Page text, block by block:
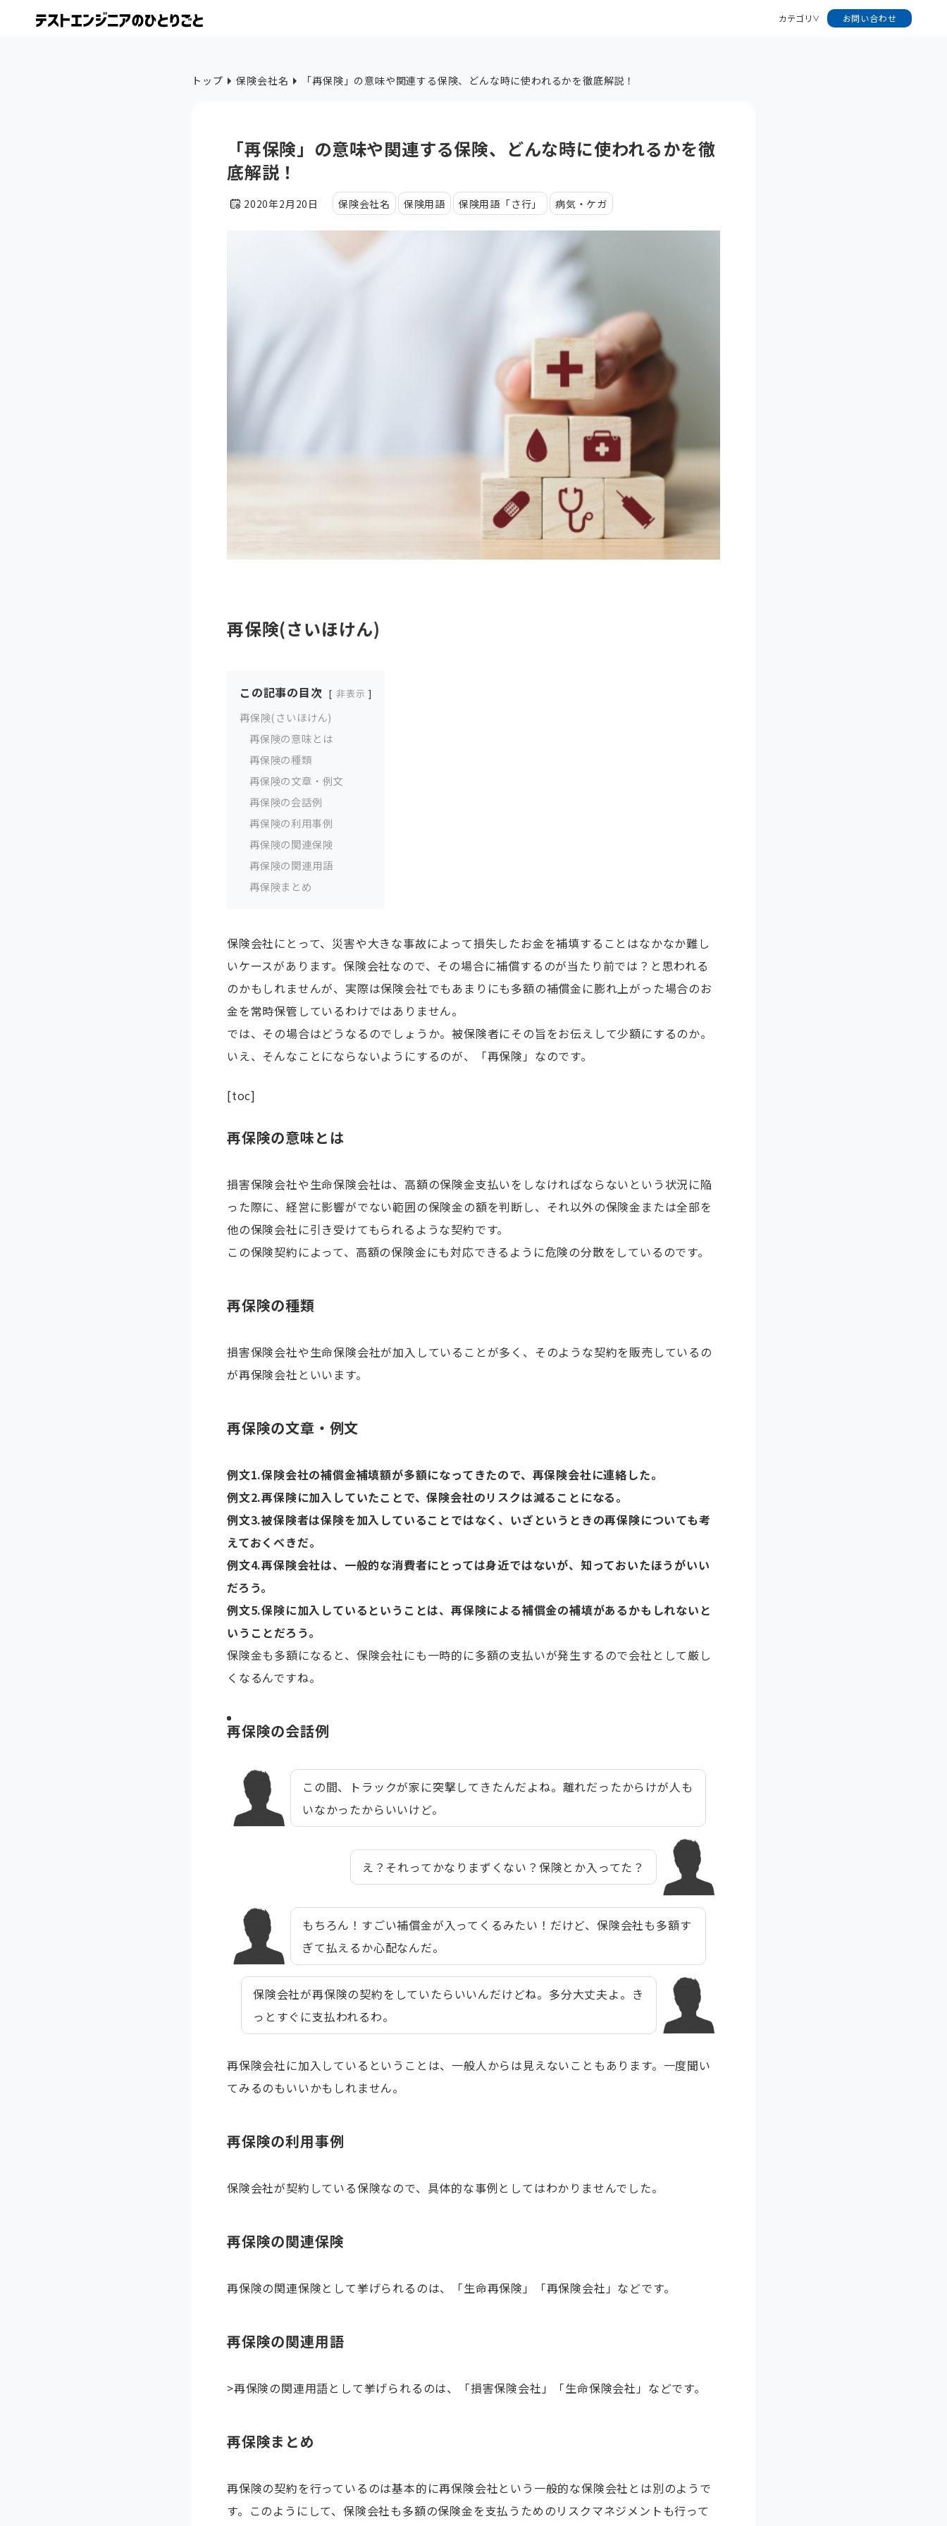
カテゴリ お問い合わせ
トップ 保険会社名 「再保険」の意味や関連する保険、どんな時に使われるかを徹底解説！
「再保険」の意味や関連する保険、どんな時に使われるかを徹
底解説！
2020年2月20日 保険会社名 保険用語 保険用語「さ行」 病気・ケガ
再保険(さいほけん)
この記事の目次 非表示
再保険(さいほけん)
再保険の意味とは
再保険の種類
再保険の文章・例文
再保険の会話例
再保険の利用事例
再保険の関連保険
再保険の関連用語
再保険まとめ
保険会社にとって、災害や大きな事故によって損失したお金を補填することはなかなか難し
いケースがあります。保険会社なので、その場合に補償するのが当たり前では？と思われる
のかもしれませんが、実際は保険会社でもあまりにも多額の補償金に膨れ上がった場合のお
金を常時保管しているわけではありません。
では、その場合はどうなるのでしょうか。被保険者にその旨をお伝えして少額にするのか。
いえ、そんなことにならないようにするのが、「再保険」なのです。
[toc]
再保険の意味とは
損害保険会社や生命保険会社は、高額の保険金支払いをしなければならないという状況に陥
った際に、経営に影響がでない範囲の保険金の額を判断し、それ以外の保険金または全部を
他の保険会社に引き受けてもられるような契約です。
この保険契約によって、高額の保険金にも対応できるように危険の分散をしているのです。
再保険の種類
損害保険会社や生命保険会社が加入していることが多く、そのような契約を販売しているの
が再保険会社といいます。
再保険の文章・例文
例文1.保険会社の補償金補填額が多額になってきたので、再保険会社に連絡した。
例文2.再保険に加入していたことで、保険会社のリスクは減ることになる。
例文3.被保険者は保険を加入していることではなく、いざというときの再保険についても考
えておくべきだ。
例文4.再保険会社は、一般的な消費者にとっては身近ではないが、知っておいたほうがいい
だろう。
例文5.保険に加入しているということは、再保険による補償金の補填があるかもしれないと
いうことだろう。
保険金も多額になると、保険会社にも一時的に多額の支払いが発生するので会社として厳し
くなるんですね。
再保険の会話例
この間、トラックが家に突撃してきたんだよね。離れだったからけが人も
いなかったからいいけど。
え？それってかなりまずくない？保険とか入ってた？
もちろん！すごい補償金が入ってくるみたい！だけど、保険会社も多額す
ぎて払えるか心配なんだ。
保険会社が再保険の契約をしていたらいいんだけどね。多分大丈夫よ。き
っとすぐに支払われるわ。
再保険会社に加入しているということは、一般人からは見えないこともあります。一度聞い
てみるのもいいかもしれません。
再保険の利用事例
保険会社が契約している保険なので、具体的な事例としてはわかりませんでした。
再保険の関連保険
再保険の関連保険として挙げられるのは、「生命再保険」「再保険会社」などです。
再保険の関連用語
>再保険の関連用語として挙げられるのは、「損害保険会社」「生命保険会社」などです。
再保険まとめ
再保険の契約を行っているのは基本的に再保険会社という一般的な保険会社とは別のようで
す。このようにして、保険会社も多額の保険金を支払うためのリスクマネジメントも行って